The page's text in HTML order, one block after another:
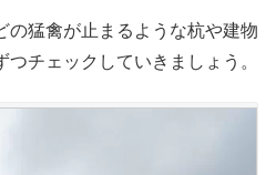
の猛禽が止まるような杭や建物
チェックしていきましょう。